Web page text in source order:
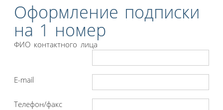
Оформление подписки
на 1 номер
ФИО контактного лица
E-mail
Телефон/факс